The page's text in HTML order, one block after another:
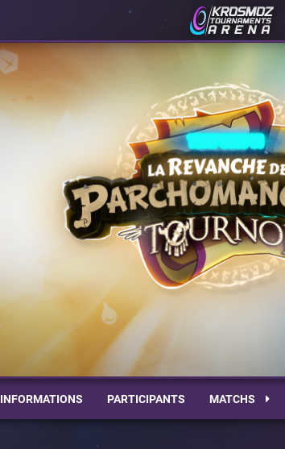
INFORMATIONS PARTICIPANTS MATCHS